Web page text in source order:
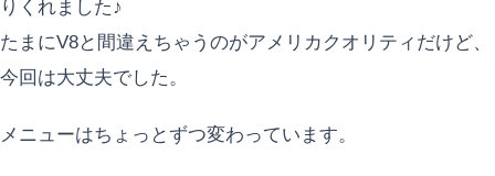
りくれました♪
たまにV8と間違えちゃうのがアメリカクオリティだけど、
今回は大丈夫でした。
メニューはちょっとずつ変わっています。